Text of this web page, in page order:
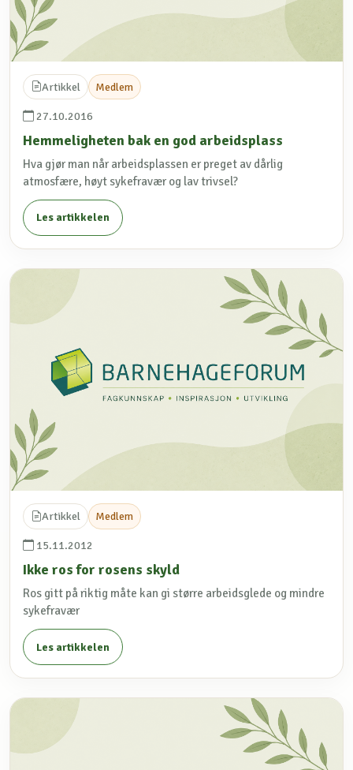
Artikkel Medlem
27.10.2016
Hemmeligheten bak en god arbeidsplass
Hva gjør man når arbeidsplassen er preget av dårlig
atmosfære, høyt sykefravær og lav trivsel?
Les artikkelen
Artikkel Medlem
15.11.2012
Ikke ros for rosens skyld
Ros gitt på riktig måte kan gi større arbeidsglede og mindre
sykefravær
Les artikkelen